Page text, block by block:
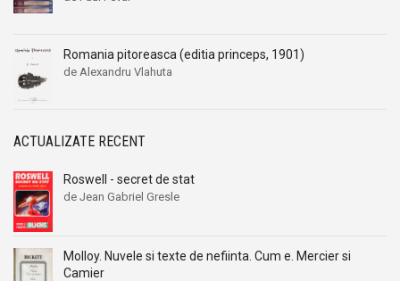
Romania pitoreasca (editia princeps, 1901)
de Alexandru Vlahuta
ACTUALIZATE RECENT
Roswell - secret de stat
de Jean Gabriel Gresle
Molloy. Nuvele si texte de nefiinta. Cum e. Mercier si
Camier